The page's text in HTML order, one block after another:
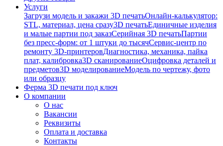
Услуги
Загрузи модель и закажи 3D печатьОнлайн-калькулятор:
STL, материал, цена сразу3D печатьЕдиничные изделия
и малые партии под заказСерийная 3D печатьПартии
без пресс-форм: от 1 штуки до тысячСервис-центр по
ремонту 3D-принтеровДиагностика, механика, пайка
плат, калибровка3D сканированиеОцифровка деталей и
предметов3D моделированиеМодель по чертежу, фото
или образцу
Ферма 3D печати под ключ
О компании
О нас
Вакансии
Реквизиты
Оплата и доставка
Контакты